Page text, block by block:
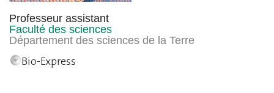
Professeur assistant
Faculté des sciences
Département des sciences de la Terre
Bio-Express